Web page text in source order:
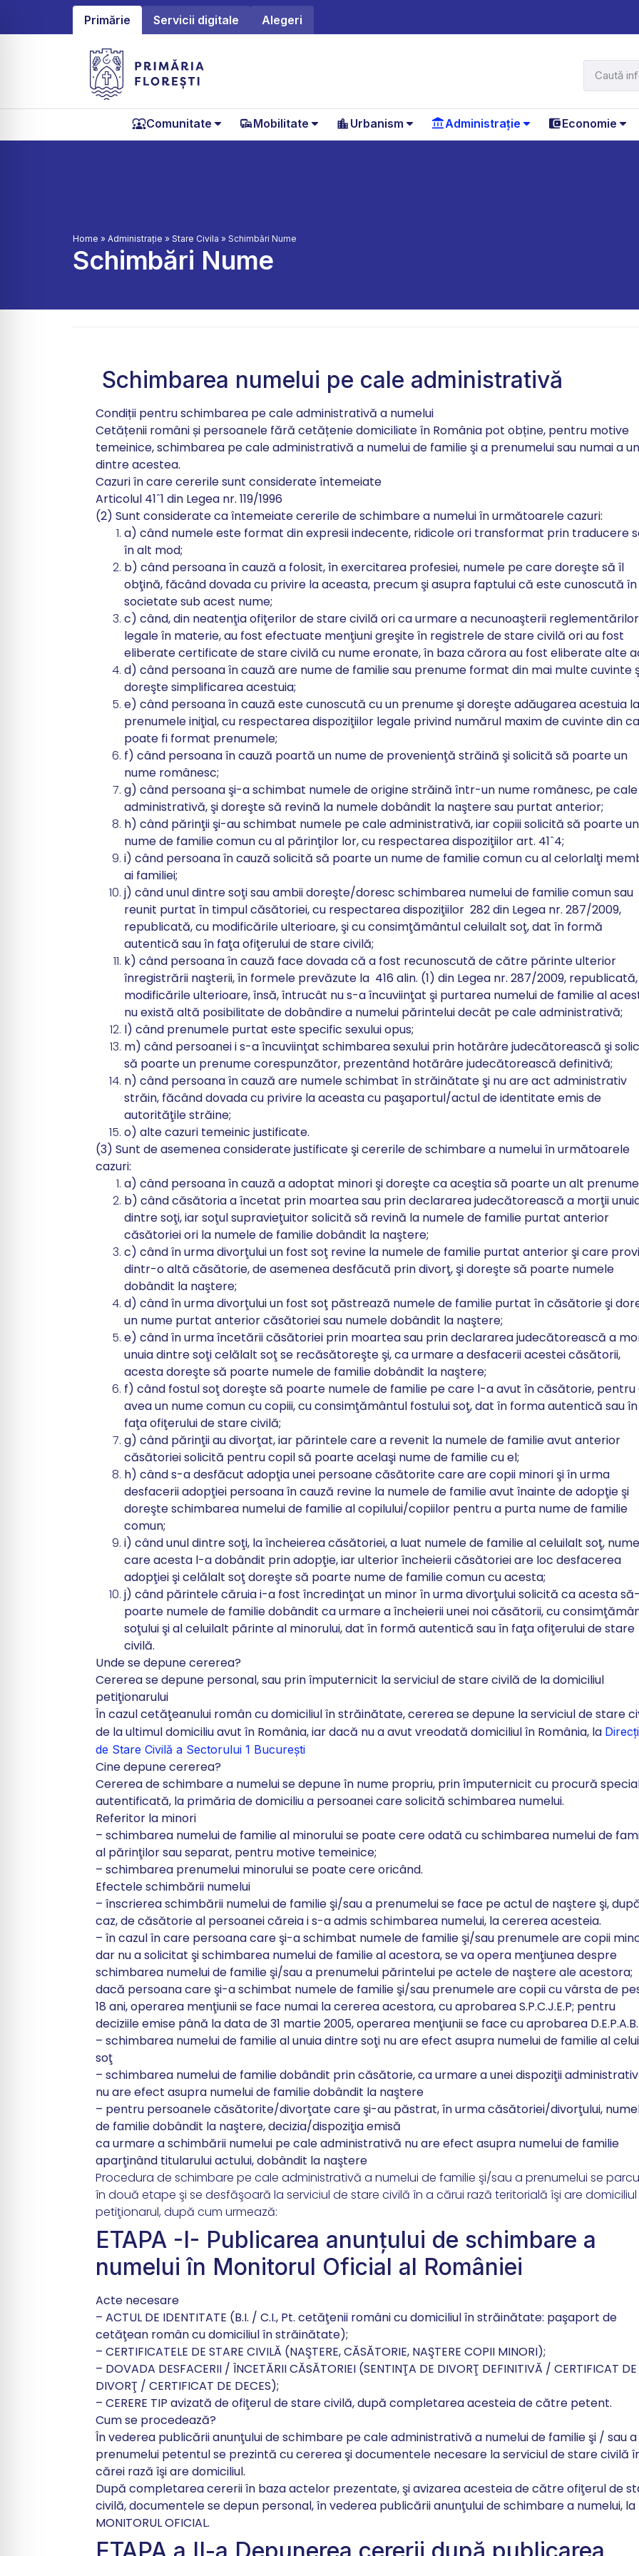
Primărie Servicii digitale Alegeri
Comunitate Mobilitate Urbanism Administrație Economie
Home » Administrație » Stare Civila » Schimbări Nume
Schimbări Nume
Schimbarea numelui pe cale administrativă
Condiții pentru schimbarea pe cale administrativă a numelui
Cetățenii români și persoanele fără cetățenie domiciliate în România pot obține, pentru motive
temeinice, schimbarea pe cale administrativă a numelui de familie şi a prenumelui sau numai a
dintre acestea.
Cazuri în care cererile sunt considerate întemeiate
Articolul 41ˆ1 din Legea nr. 119/1996
(2) Sunt considerate ca întemeiate cererile de schimbare a numelui în următoarele cazuri:
a) când numele este format din expresii indecente, ridicole ori transformat prin traducere
în alt mod;
b) când persoana în cauză a folosit, în exercitarea profesiei, numele pe care doreşte să îl
obţină, făcând dovada cu privire la aceasta, precum şi asupra faptului că este cunoscută în
societate sub acest nume;
c) când, din neatenţia ofiţerilor de stare civilă ori ca urmare a necunoaşterii reglementărilor
legale în materie, au fost efectuate menţiuni greşite în registrele de stare civilă ori au fost
eliberate certificate de stare civilă cu nume eronate, în baza cărora au fost eliberate alte
d) când persoana în cauză are nume de familie sau prenume format din mai multe cuvinte
doreşte simplificarea acestuia;
e) când persoana în cauză este cunoscută cu un prenume şi doreşte adăugarea acestuia la
prenumele iniţial, cu respectarea dispoziţiilor legale privind numărul maxim de cuvinte din
poate fi format prenumele;
f) când persoana în cauză poartă un nume de provenienţă străină şi solicită să poarte un
nume românesc;
g) când persoana şi-a schimbat numele de origine străină într-un nume românesc, pe cale
administrativă, şi doreşte să revină la numele dobândit la naştere sau purtat anterior;
h) când părinţii şi-au schimbat numele pe cale administrativă, iar copiii solicită să poarte un
nume de familie comun cu al părinţilor lor, cu respectarea dispoziţiilor art. 41ˆ4;
i) când persoana în cauză solicită să poarte un nume de familie comun cu al celorlalţi
ai familiei;
j) când unul dintre soţi sau ambii doreşte/doresc schimbarea numelui de familie comun sau
reunit purtat în timpul căsătoriei, cu respectarea dispoziţiilor 282 din Legea nr. 287/2009,
republicată, cu modificările ulterioare, şi cu consimţământul celuilalt soţ, dat în formă
autentică sau în faţa ofiţerului de stare civilă;
k) când persoana în cauză face dovada că a fost recunoscută de către părinte ulterior
înregistrării naşterii, în formele prevăzute la 416 alin. (1) din Legea nr. 287/2009, republicată
modificările ulterioare, însă, întrucât nu s-a încuviinţat şi purtarea numelui de familie al
nu există altă posibilitate de dobândire a numelui părintelui decât pe cale administrativă;
l) când prenumele purtat este specific sexului opus;
m) când persoanei i s-a încuviinţat schimbarea sexului prin hotărâre judecătorească şi
să poarte un prenume corespunzător, prezentând hotărâre judecătorească definitivă;
n) când persoana în cauză are numele schimbat în străinătate şi nu are act administrativ
străin, făcând dovada cu privire la aceasta cu paşaportul/actul de identitate emis de
autorităţile străine;
o) alte cazuri temeinic justificate.
(3) Sunt de asemenea considerate justificate şi cererile de schimbare a numelui în următoarele
cazuri:
a) când persoana în cauză a adoptat minori şi doreşte ca aceştia să poarte un alt
b) când căsătoria a încetat prin moartea sau prin declararea judecătorească a morţii
dintre soţi, iar soţul supravieţuitor solicită să revină la numele de familie purtat anterior
căsătoriei ori la numele de familie dobândit la naştere;
c) când în urma divorţului un fost soţ revine la numele de familie purtat anterior şi care
dintr-o altă căsătorie, de asemenea desfăcută prin divorţ, şi doreşte să poarte numele
dobândit la naştere;
d) când în urma divorţului un fost soţ păstrează numele de familie purtat în căsătorie şi
un nume purtat anterior căsătoriei sau numele dobândit la naştere;
e) când în urma încetării căsătoriei prin moartea sau prin declararea judecătorească a
unuia dintre soţi celălalt soţ se recăsătoreşte şi, ca urmare a desfacerii acestei căsătorii,
acesta doreşte să poarte numele de familie dobândit la naştere;
f) când fostul soţ doreşte să poarte numele de familie pe care l-a avut în căsătorie, pentru
avea un nume comun cu copiii, cu consimţământul fostului soţ, dat în forma autentică sau în
faţa ofiţerului de stare civilă;
g) când părinţii au divorţat, iar părintele care a revenit la numele de familie avut anterior
căsătoriei solicită pentru copil să poarte acelaşi nume de familie cu el;
h) când s-a desfăcut adopţia unei persoane căsătorite care are copii minori şi în urma
desfacerii adopţiei persoana în cauză revine la numele de familie avut înainte de adopţie şi
doreşte schimbarea numelui de familie al copilului/copiilor pentru a purta nume de familie
comun;
i) când unul dintre soţi, la încheierea căsătoriei, a luat numele de familie al celuilalt soţ,
care acesta l-a dobândit prin adopţie, iar ulterior încheierii căsătoriei are loc desfacerea
adopţiei şi celălalt soţ doreşte să poarte nume de familie comun cu acesta;
j) când părintele căruia i-a fost încredinţat un minor în urma divorţului solicită ca acesta
poarte numele de familie dobândit ca urmare a încheierii unei noi căsătorii, cu
soţului şi al celuilalt părinte al minorului, dat în formă autentică sau în faţa ofiţerului de stare
civilă.
Unde se depune cererea?
Cererea se depune personal, sau prin împuternicit la serviciul de stare civilă de la domiciliul
petiţionarului
În cazul cetăţeanului român cu domiciliul în străinătate, cererea se depune la serviciul de stare
de la ultimul domiciliu avut în România, iar dacă nu a avut vreodată domiciliul în România, la
de Stare Civilă a Sectorului 1 București
Cine depune cererea?
Cererea de schimbare a numelui se depune în nume propriu, prin împuternicit cu procură
autentificată, la primăria de domiciliu a persoanei care solicită schimbarea numelui.
Referitor la minori
– schimbarea numelui de familie al minorului se poate cere odată cu schimbarea numelui de
al părinţilor sau separat, pentru motive temeinice;
– schimbarea prenumelui minorului se poate cere oricând.
Efectele schimbării numelui
– înscrierea schimbării numelui de familie şi/sau a prenumelui se face pe actul de naştere şi,
caz, de căsătorie al persoanei căreia i s-a admis schimbarea numelui, la cererea acesteia.
– în cazul în care persoana care şi-a schimbat numele de familie şi/sau prenumele are copii
dar nu a solicitat şi schimbarea numelui de familie al acestora, se va opera menţiunea despre
schimbarea numelui de familie şi/sau a prenumelui părintelui pe actele de naştere ale acestora;
dacă persoana care şi-a schimbat numele de familie şi/sau prenumele are copii cu vârsta de
18 ani, operarea menţiunii se face numai la cererea acestora, cu aprobarea S.P.C.J.E.P; pentru
deciziile emise până la data de 31 martie 2005, operarea menţiunii se face cu aprobarea
– schimbarea numelui de familie al unuia dintre soţi nu are efect asupra numelui de familie al
soţ
– schimbarea numelui de familie dobândit prin căsătorie, ca urmare a unei dispoziţii
nu are efect asupra numelui de familie dobândit la naştere
– pentru persoanele căsătorite/divorţate care şi-au păstrat, în urma căsătoriei/divorţului,
de familie dobândit la naştere, decizia/dispoziţia emisă
ca urmare a schimbării numelui pe cale administrativă nu are efect asupra numelui de familie
aparţinând titularului actului, dobândit la naştere
Procedura de schimbare pe cale administrativă a numelui de familie şi/sau a prenumelui se
în două etape şi se desfăşoară la serviciul de stare civilă în a cărui rază teritorială îşi are domiciliul
petiţionarul, după cum urmează:
ETAPA -I- Publicarea anunţului de schimbare a
numelui în Monitorul Oficial al României
Acte necesare
– ACTUL DE IDENTITATE (B.I. / C.I., Pt. cetăţenii români cu domiciliul în străinătate: paşaport de
cetăţean român cu domiciliul în străinătate);
– CERTIFICATELE DE STARE CIVILĂ (NAŞTERE, CĂSĂTORIE, NAŞTERE COPII MINORI);
– DOVADA DESFACERII / ÎNCETĂRII CĂSĂTORIEI (SENTINŢA DE DIVORŢ DEFINITIVĂ / CERTIFICAT DE
DIVORŢ / CERTIFICAT DE DECES);
– CERERE TIP avizată de ofiţerul de stare civilă, după completarea acesteia de către petent.
Cum se procedează?
În vederea publicării anunţului de schimbare pe cale administrativă a numelui de familie şi / sau a
prenumelui petentul se prezintă cucererea şi documentele necesare la serviciul de stare civilă
cărei rază îşi are domiciliul.
După completarea cererii în baza actelor prezentate, şi avizarea acesteia de către ofiţerul de
civilă, documentele se depun personal, în vederea publicării anunţului de schimbare a numelui, la
MONITORUL OFICIAL.
ETAPA a II-a Depunerea cererii după publicarea